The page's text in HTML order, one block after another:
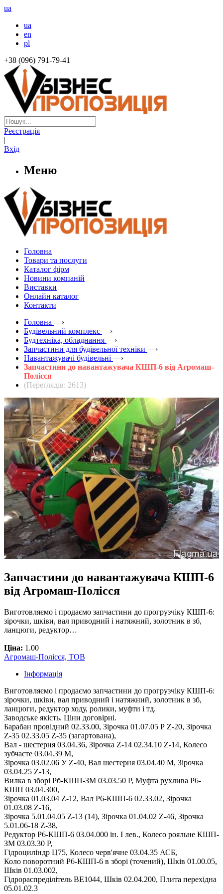
ua
ua
en
pl
+38 (096) 791-79-41
Реєстрація
|
Вхід
Меню
Головна
Товари та послуги
Каталог фірм
Новини компаній
Виставки
Онлайн каталог
Контакти
Головна —›
Будівельний комплекс —›
Будтехніка, обладнання —›
Запчастини для будівельної техніки —›
Навантажувачі будівельні —›
Запчастини до навантажувача КШП-6 від Агромаш-
Полісся
(Переглядів: 2613)
Запчастини до навантажувача КШП-6
від Агромаш-Полісся
Виготовляємо і продаємо запчастини до прогрузчіку КШП-6:
зірочки, шківи, ​​вал приводний і натяжний, золотник в зб,
ланцюги, редуктор…
Ціна: 1.00
Агромаш-Полісся, ТОВ
Інформація
Виготовляємо і продаємо запчастини до прогрузчіку КШП-6:
зірочки, шківи, ​​вал приводний і натяжний, золотник в зб,
ланцюги, редуктор ходу, ролики, муфти і тд.
Заводське якість. Ціни договірні.
Барабан провідний 02.33.00, Зірочка 01.07.05 Р Z-20, Зірочка
Z-35 02.33.05 Z-35 (загартована),
Вал - шестерня 03.04.36, Зірочка Z-14 02.34.10 Z-14, Колесо
зубчасте 03.04.39 М,
Зірочка 03.02.06 У Z-40, Вал шестерня 03.04.40 М, Зірочка
03.04.25 Z-13,
Вилка в зборі Рб-КШП-ЗМ 03.03.50 Р, Муфта рухлива Р6-
КШП 03.04.300,
Зірочка 01.03.04 Z-12, Вал Р6-КШП-6 02.33.02, Зірочка
01.03.08 Z-16,
Зірочка 5.01.04.05 Z-13 (14), Зірочка 01.04.02 Z-46, Зірочка
5.01.06-18 Z-38,
Редуктор Р6-КШП-6 03.04.000 ін. І лев., Колесо рояльне КШП-
ЗМ 03.03.30 Р,
Гідроциліндр Ц75, Колесо черв'ячне 03.04.35 АСБ,
Коло поворотний Р6-КШП-6 в зборі (точений), Шків 01.00.05,
Шків 01.03.002,
Гідрораспреділітель BE1044, Шків 02.04.200, Плита перехідна
05.01.02.3